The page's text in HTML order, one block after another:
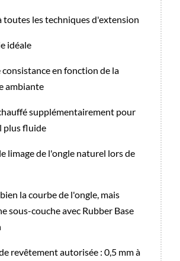
toutes les techniques d'extension
idéale
consistance en fonction de la
ambiante
supplémentairement pour
plus fluide
limage de l'ongle naturel lors de
la courbe de l'ongle, mais
sous-couche avec Rubber Base
revêtement autorisée : 0,5 mm à